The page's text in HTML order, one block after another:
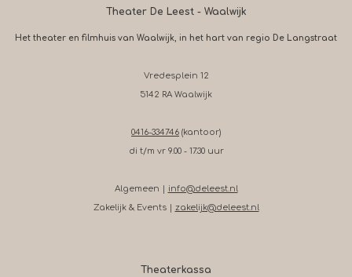
Theater De Leest - Waalwijk
Het theater en filmhuis van Waalwijk, in het hart van regio De Langstraat
Vredesplein 12
5142 RA Waalwijk
0416-334746 (kantoor)
di t/m vr 9.00 - 17.30 uur
Algemeen | info@deleest.nl
Zakelijk & Events | zakelijk@deleest.nl
Theaterkassa